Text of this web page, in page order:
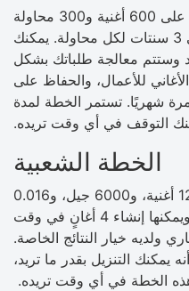
مقابل 9.90 دولارًا شهريًا، تحصل على 600 أغنية و300 محاولة
لإنشاء موسيقى كل شهر، بحوالي 3 سنتات لكل محاولة. يمكنك
وستتم معالجة طلباتك بشكل
للأعمال، والحفاظ على
وتنزيلها حتى 1000 مرة شهريًا. تستمر الخطة لمدة
التوقف في أي وقت تريده.
الخطة الشعبية
تتضمن الحزمة السنوية 12000 أغنية، و6000 جيل، و0.016
دولار لكل جيل، ومعالجة سريعة، ويمكنها إنشاء 4 أغانٍ في وقت
ولديه خيار النتائج الخاصة.
التنزيل بقدر ما تريد،
الخطة في أي وقت تريده.